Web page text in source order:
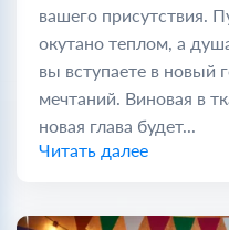
вашего присутствия.
окутано теплом, а
вы вступаете в новый
мечтаний. Виновая в
новая глава будет...
Читать далее